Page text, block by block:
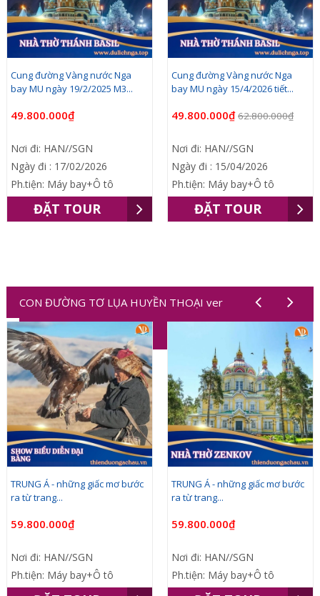
Cung đường Vàng nước Nga
bay MU ngày 15/4/2026 tiết...
49.800.000₫
Nơi đi: HAN//SGN
Ngày đi : 15/04/2026
Ph.tiện: Máy bay+Ô tô
ĐẶT TOUR
[Noel & Tết DL] Moscow - Plyos -
Kostroma -...
96.900.000₫
Nơi đi: HAN//SGN
Nơi đến: Moscow-
SaintPeterburg
Số ngày: 13ngay12dem
Ph.tiện: Máy bay+Ô tô
CON ĐƯỜNG TƠ LỤA HUYỀN THOẠI ver
1,2,3,4,5,6,7,8,9,10
TRUNG Á - những giấc mơ bước
ra từ trang...
59.800.000₫
Nơi đi: HAN//SGN
Ph.tiện: Máy bay+Ô tô
TRUNG Á - những giấc mơ bước
ra từ trang...
59.800.000₫
Nơi đi: HAN//SGN
Ph.tiện: Máy bay+Ô tô